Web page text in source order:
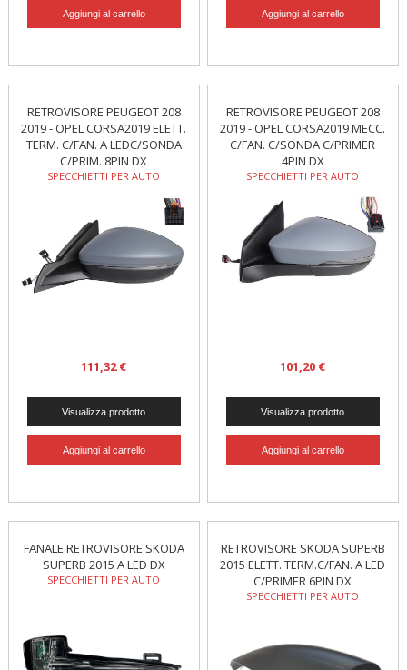
RETROVISORE PEUGEOT 208
2019 - OPEL CORSA2019 ELETT.
TERM. C/FAN. A LEDC/SONDA
C/PRIM. 8PIN DX
SPECCHIETTI PER AUTO
111,32 €
RETROVISORE PEUGEOT 208
2019 - OPEL CORSA2019 MECC.
C/FAN. C/SONDA C/PRIMER
4PIN DX
SPECCHIETTI PER AUTO
101,20 €
FANALE RETROVISORE SKODA
SUPERB 2015 A LED DX
SPECCHIETTI PER AUTO
RETROVISORE SKODA SUPERB
2015 ELETT. TERM.C/FAN. A LED
C/PRIMER 6PIN DX
SPECCHIETTI PER AUTO